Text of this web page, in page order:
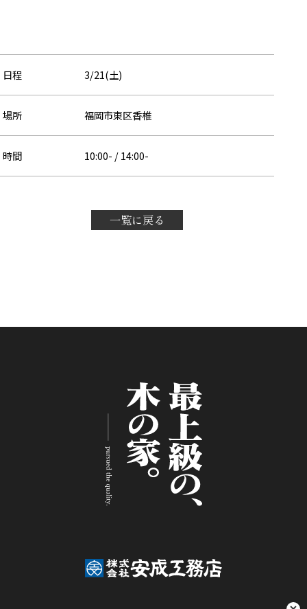
日程 3/21(土)
場所 福岡市東区香椎
時間 10:00- / 14:00-
一覧に戻る